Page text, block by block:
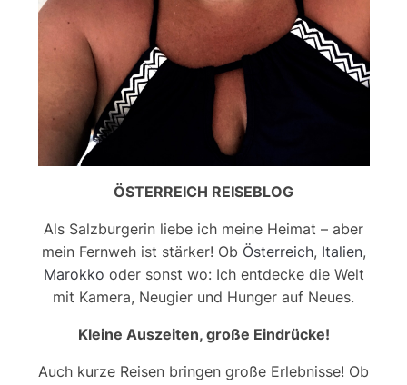
ÖSTERREICH REISEBLOG
Als Salzburgerin liebe ich meine Heimat – aber
mein Fernweh ist stärker! Ob Österreich, Italien,
Marokko oder sonst wo: Ich entdecke die Welt
mit Kamera, Neugier und Hunger auf Neues.
Kleine Auszeiten, große Eindrücke!
Auch kurze Reisen bringen große Erlebnisse! Ob